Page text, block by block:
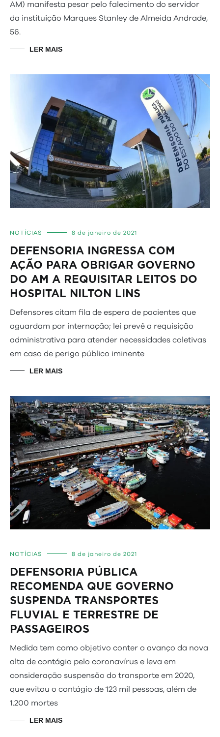
AM) manifesta pesar pelo falecimento do servidor
da instituição Marques Stanley de Almeida Andrade,
56.
LER MAIS
NOTÍCIAS 8 de janeiro de 2021
DEFENSORIA INGRESSA COM
AÇÃO PARA OBRIGAR GOVERNO
DO AM A REQUISITAR LEITOS DO
HOSPITAL NILTON LINS
Defensores citam fila de espera de pacientes que
aguardam por internação; lei prevê a requisição
administrativa para atender necessidades coletivas
em caso de perigo público iminente
LER MAIS
NOTÍCIAS 8 de janeiro de 2021
DEFENSORIA PÚBLICA
RECOMENDA QUE GOVERNO
SUSPENDA TRANSPORTES
FLUVIAL E TERRESTRE DE
PASSAGEIROS
Medida tem como objetivo conter o avanço da nova
alta de contágio pelo coronavírus e leva em
consideração suspensão do transporte em 2020,
que evitou o contágio de 123 mil pessoas, além de
1.200 mortes
LER MAIS